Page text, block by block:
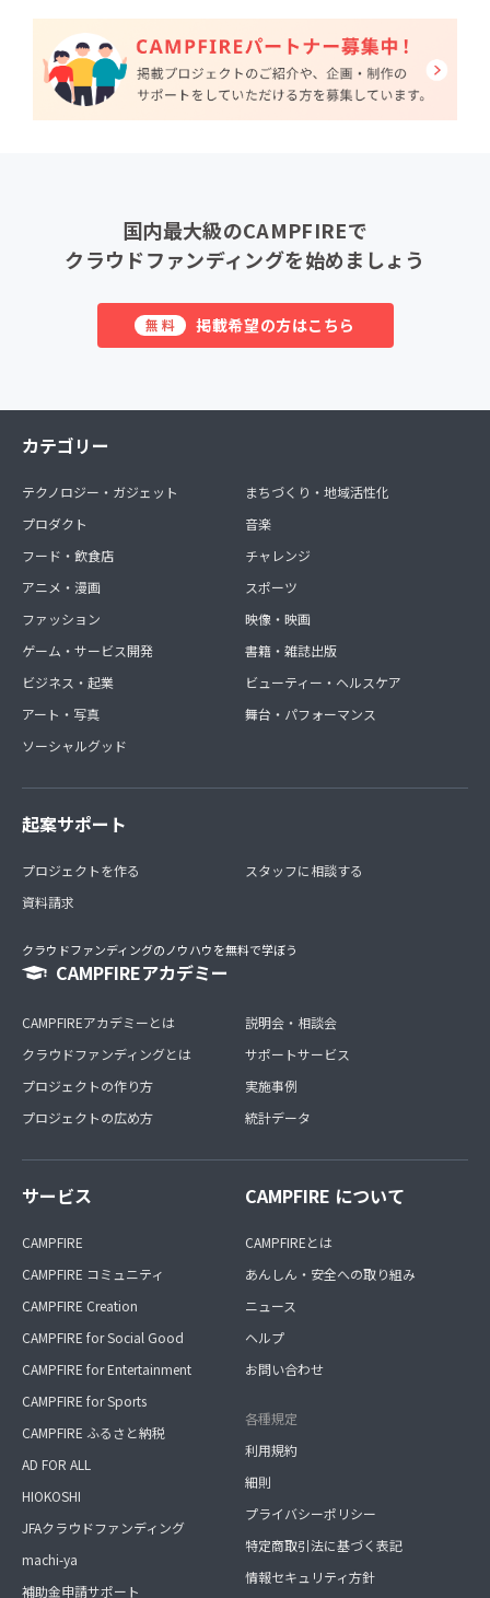
国内最大級のCAMPFIREで
クラウドファンディングを始めましょう
無料 掲載希望の方はこちら
カテゴリー
テクノロジー・ガジェット
プロダクト
フード・飲食店
アニメ・漫画
ファッション
ゲーム・サービス開発
ビジネス・起業
アート・写真
ソーシャルグッド
まちづくり・地域活性化
音楽
チャレンジ
スポーツ
映像・映画
書籍・雑誌出版
ビューティー・ヘルスケア
舞台・パフォーマンス
起案サポート
プロジェクトを作る
資料請求
スタッフに相談する
クラウドファンディングのノウハウを無料で学ぼう
CAMPFIREアカデミー
CAMPFIREアカデミーとは
クラウドファンディングとは
プロジェクトの作り方
プロジェクトの広め方
説明会・相談会
サポートサービス
実施事例
統計データ
サービス
CAMPFIRE
CAMPFIRE コミュニティ
CAMPFIRE Creation
CAMPFIRE for Social Good
CAMPFIRE for Entertainment
CAMPFIRE for Sports
CAMPFIRE ふるさと納税
AD FOR ALL
HIOKOSHI
JFAクラウドファンディング
machi-ya
補助金申請サポート
CAMPFIRE について
CAMPFIREとは
あんしん・安全への取り組み
ニュース
ヘルプ
お問い合わせ
各種規定
利用規約
細則
プライバシーポリシー
特定商取引法に基づく表記
情報セキュリティ方針